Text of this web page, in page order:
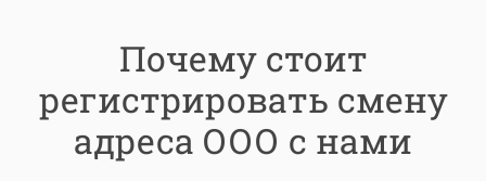
Почему стоит
регистрировать смену
адреса ООО с нами